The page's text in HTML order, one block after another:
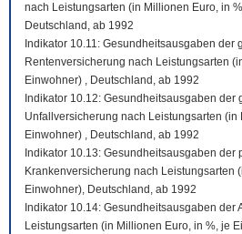
nach Leistungsarten (in Millionen Euro, in
Deutschland, ab 1992
Indikator 10.11: Gesundheitsausgaben der
Rentenversicherung nach Leistungsarten
Einwohner) , Deutschland, ab 1992
Indikator 10.12: Gesundheitsausgaben der
Unfallversicherung nach Leistungsarten (in
Einwohner) , Deutschland, ab 1992
Indikator 10.13: Gesundheitsausgaben der
Krankenversicherung nach Leistungsarten
Einwohner), Deutschland, ab 1992
Indikator 10.14: Gesundheitsausgaben der
Leistungsarten (in Millionen Euro, in %, je